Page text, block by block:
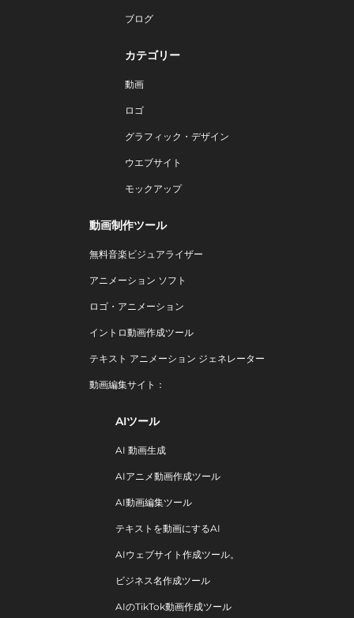
ブログ
カテゴリー
動画
ロゴ
グラフィック・デザイン
ウエブサイト
モックアップ
動画制作ツール
無料音楽ビジュアライザー
アニメーション ソフト
ロゴ・アニメーション
イントロ動画作成ツール
テキスト アニメーション ジェネレーター
動画編集サイト：
AIツール
AI 動画生成
AIアニメ動画作成ツール
AI動画編集ツール
テキストを動画にするAI
AIウェブサイト作成ツール。
ビジネス名作成ツール
AIのTikTok動画作成ツール